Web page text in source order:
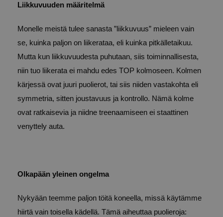
Liikkuvuuden määritelmä
Monelle meistä tulee sanasta ”liikkuvuus” mieleen vain
se, kuinka paljon on liikerataa, eli kuinka pitkälletaikuu.
Mutta kun liikkuvuudesta puhutaan, siis toiminnallisesta,
niin tuo liikerata ei mahdu edes TOP kolmoseen. Kolmen
kärjessä ovat juuri puolierot, tai siis niiden vastakohta eli
symmetria, sitten joustavuus ja kontrollo. Nämä kolme
ovat ratkaisevia ja niidne treenaamiseen ei staattinen
venyttely auta.
Olkapään yleinen ongelma
Nykyään teemme paljon töitä koneella, missä käytämme
hiirtä vain toisella kädellä. Tämä aiheuttaa puolieroja: